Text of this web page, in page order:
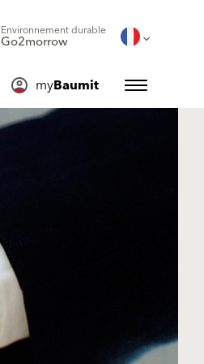
Environnement durable
Go2morrow
myBaumit